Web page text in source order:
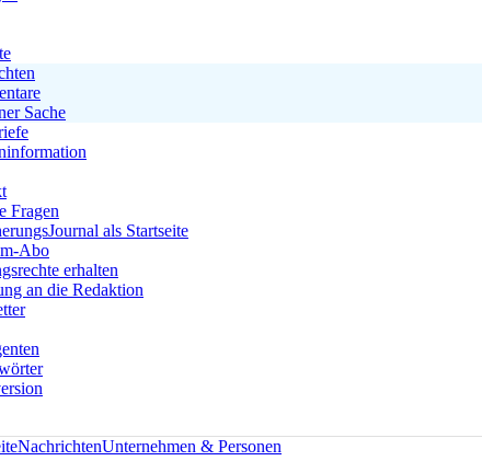
Sache
Fragen
als Startseite
Abo
erhalten
an die Redaktion
NachrichtenUnternehmen & Personen